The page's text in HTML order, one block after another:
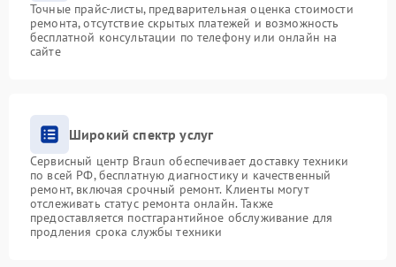
Точные прайс-листы, предварительная оценка стоимости
ремонта, отсутствие скрытых платежей и возможность
бесплатной консультации по телефону или онлайн на
сайте
Широкий спектр услуг
Сервисный центр Braun обеспечивает доставку техники
по всей РФ, бесплатную диагностику и качественный
ремонт, включая срочный ремонт. Клиенты могут
отслеживать статус ремонта онлайн. Также
предоставляется постгарантийное обслуживание для
продления срока службы техники